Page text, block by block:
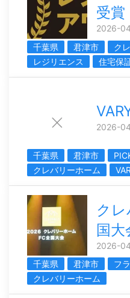
受賞
2026-
千葉県
君津市
ク
レジリエンス
住宅保
2026-
千葉県 君津市
クレバリーホーム
ク
国大
2026-
千葉県
君津市 フ
クレバリーホーム